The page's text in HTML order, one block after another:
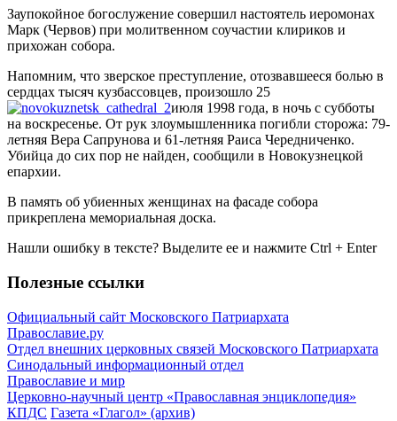
Заупокойное богослужение совершил настоятель иеромонах
Марк (Червов) при молитвенном соучастии клириков и
прихожан собора.
Напомним, что зверское преступление, отозвавшееся болью в
сердцах тысяч кузбассовцев, произошло 25
июля 1998 года, в ночь с субботы
на воскресенье. От рук злоумышленника погибли сторожа: 79-
летняя Вера Сапрунова и 61-летняя Раиса Чередниченко.
Убийца до сих пор не найден, сообщили в Новокузнецкой
епархии.
В память об убиенных женщинах на фасаде собора
прикреплена мемориальная доска.
Нашли ошибку в тексте? Выделите ее и нажмите Ctrl + Enter
Полезные ссылки
Официальный сайт Московского Патриархата
Православие.ру
Отдел внешних церковных связей Московского Патриархата
Синодальный информационный отдел
Православие и мир
Церковно-научный центр «Православная энциклопедия»
КПДС Газета «Глагол» (архив)